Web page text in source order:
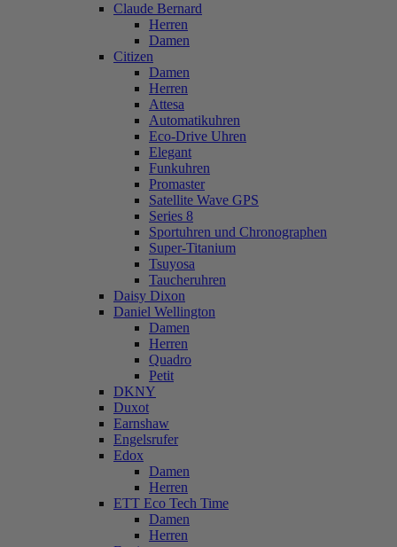
Claude Bernard
Herren
Damen
Citizen
Damen
Herren
Attesa
Automatikuhren
Eco-Drive Uhren
Elegant
Funkuhren
Promaster
Satellite Wave GPS
Series 8
Sportuhren und Chronographen
Super-Titanium
Tsuyosa
Taucheruhren
Daisy Dixon
Daniel Wellington
Damen
Herren
Quadro
Petit
DKNY
Duxot
Earnshaw
Engelsrufer
Edox
Damen
Herren
ETT Eco Tech Time
Damen
Herren